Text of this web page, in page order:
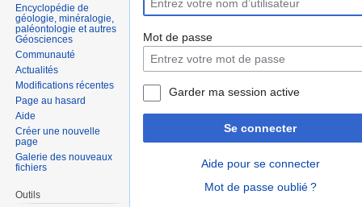
Mot de passe
Garder ma session active
Se connecter
Aide pour se connecter
Mot de passe oublié ?
Encyclopédie de
géologie, minéralogie,
paléontologie et autres
Géosciences
Communauté
Actualités
Modifications récentes
Page au hasard
Aide
Créer une nouvelle
page
Galerie des nouveaux
fichiers
Outils